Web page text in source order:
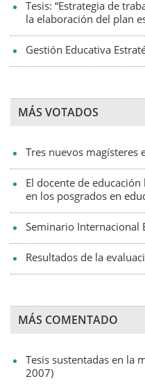
Tesis: “Estrategia de
la elaboración del plan
Gestión Educativa
MÁS VOTADOS
Tres nuevos magísteres
El docente de
en los posgrados en
Seminario Internacional
Resultados de la
MÁS COMENTADO
Tesis sustentadas en la
2007)